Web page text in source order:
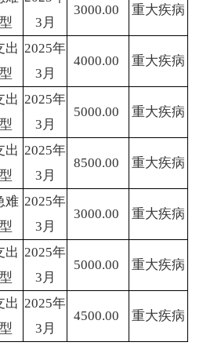
型
3月
3000.00 重大疾病
出
型
2025年
3月
4000.00 重大疾病
出
型
2025年
3月
5000.00 重大疾病
出
型
2025年
3月
8500.00 重大疾病
难
型
2025年
3月
3000.00 重大疾病
出
型
2025年
3月
5000.00 重大疾病
出
型
2025年
3月
4500.00 重大疾病